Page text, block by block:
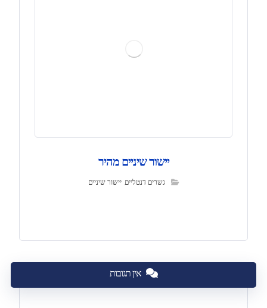
יישור שיניים מהיר
גשרים דנטליים,יישור שיניים
אין תגובות